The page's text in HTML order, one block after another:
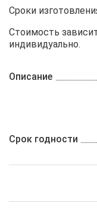
Сроки
Стоимость
индивидуально.
Описание
Срок годности